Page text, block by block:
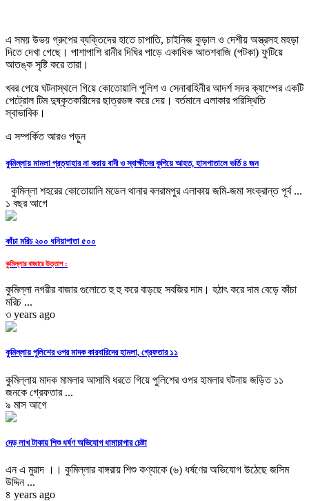
এ সময় উভয় গ্রুপের ব্যক্তিদের হাতে চাপাতি, চাইনিজ কুড়াল ও দেশীয় অস্ত্রসহ মহড়া
দিতে দেখা গেছে। পাশাপাশি রানীর দিঘির পাড়ে একাধিক আতশবাজি (পটকা) ফুটিয়ে
আতঙ্ক সৃষ্টি করে তারা।
খবর পেয়ে ঘটনাস্থলে গিয়ে কোতোয়ালি পুলিশ ও সেনাবাহিনীর আদর্শ সদর ক্যাম্পের একটি
পেট্রোল টিম দুষ্কৃতকারীদের ছাত্রভঙ্গ করে দেয়। বর্তমানে এলাকার পরিস্থিতি
স্বাভাবিক।
এ সম্পর্কিত আরও পড়ুন
কুমিল্লায় মামলা প্রত্যাহার না করায় বাদী ও স্বাক্ষীদের কুপিয়ে আহত, হাসপাতালে ভর্তি ৪ জন
কুমিল্লা শহরের কোতোয়ালি মডেল থানার বলরামপুর এলাকায় জমি-জমা সংক্রান্ত পূর্ব ...
১ বছর আগে
কাঁচা মরিচ ২০০ ধনিয়াপাতা ৫০০
কুমিল্লার বাজারে উত্তাপ :
কুমিল্লা নগরীর বাজার গুলোতে হু হু করে বাড়ছে সবজির দাম। হঠাৎ করে দাম বেড়ে কাঁচা
মরিচ ...
৩ years ago
কুমিল্লায় পুলিশের ওপর মাদক কারবারিদের হামলা, গ্রেফতার ১১
কুমিল্লায় মাদক মামলার আসামি ধরতে গিয়ে পুলিশের ওপর হামলার ঘটনায় জড়িত ১১
জনকে গ্রেফতার ...
৯ মাস আগে
দেড় লাখ টাকায় শিশু ধর্ষণ অভিযোগ ধামাচাপার চেষ্টা
এন এ মুরাদ ।। কুমিল্লার বাঙ্গরায় শিশু কণ্যাকে (৬) ধর্ষণের অভিযোগ উঠেছে জসিম
উদ্দিন ...
৪ years ago